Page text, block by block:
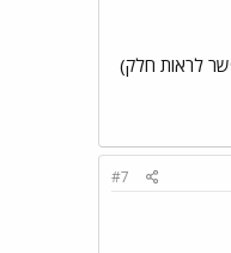
לראות חלק)
#7